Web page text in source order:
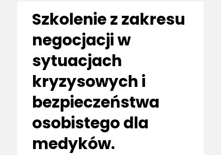
Szkolenie z zakresu
negocjacji w
sytuacjach
kryzysowych i
bezpieczeństwa
osobistego dla
medyków.